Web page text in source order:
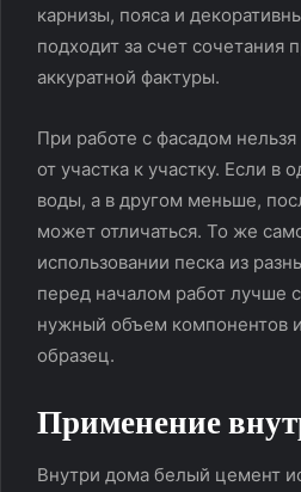
карнизы, пояса и
подходит за счет сочетания
аккуратной фактуры.
При работе с фасадом
от участка к участку. Если в
воды, а в другом меньше,
может отличаться. То же
использовании песка из
перед началом работ лучше
нужный объем компонентов
образец.
Применение
Внутри дома белый цемент